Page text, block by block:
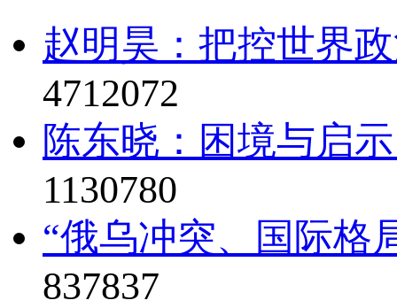
赵明昊：把控世界
4712072
陈东晓：困境与启
1130780
“俄乌冲突、国际格
837837